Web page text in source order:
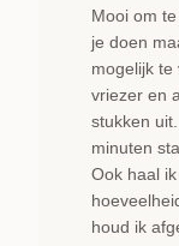
Mooi om
je doen
mogelijk te
vriezer en
stukken
minuten
Ook haal
houd ik